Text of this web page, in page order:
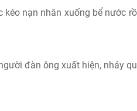
kéo nạn nhân xuống bể nước
đàn ông xuất hiện, nhảy